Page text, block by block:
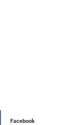
Facebook